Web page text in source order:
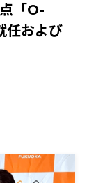
「O-
任および